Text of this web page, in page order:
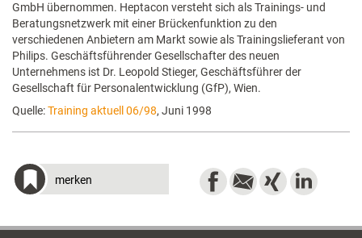
GmbH übernommen. Heptacon versteht sich als Trainings- und
Beratungsnetzwerk mit einer Brückenfunktion zu den
verschiedenen Anbietern am Markt sowie als Trainingslieferant von
Philips. Geschäftsführender Gesellschafter des neuen
Unternehmens ist Dr. Leopold Stieger, Geschäftsführer der
Gesellschaft für Personalentwicklung (GfP), Wien.
Quelle:Training aktuell 06/98, Juni 1998
merken